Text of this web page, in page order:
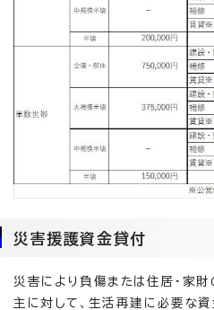
災害援護資金貸付
災害により負傷または住居・家
主に対して、生活再建に必要な資